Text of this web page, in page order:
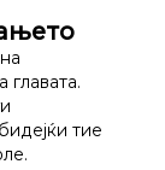
главата.
тие